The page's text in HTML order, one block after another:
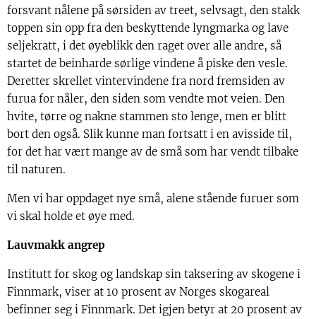
forsvant nålene på sørsiden av treet, selvsagt, den stakk
toppen sin opp fra den beskyttende lyngmarka og lave
seljekratt, i det øyeblikk den raget over alle andre, så
startet de beinharde sørlige vindene å piske den vesle.
Deretter skrellet vintervindene fra nord fremsiden av
furua for nåler, den siden som vendte mot veien. Den
hvite, tørre og nakne stammen sto lenge, men er blitt
bort den også. Slik kunne man fortsatt i en avisside til,
for det har vært mange av de små som har vendt tilbake
til naturen.
Men vi har oppdaget nye små, alene stående furuer som
vi skal holde et øye med.
Lauvmakk angrep
Institutt for skog og landskap sin taksering av skogene i
Finnmark, viser at 10 prosent av Norges skogareal
befinner seg i Finnmark. Det igjen betyr at 20 prosent av